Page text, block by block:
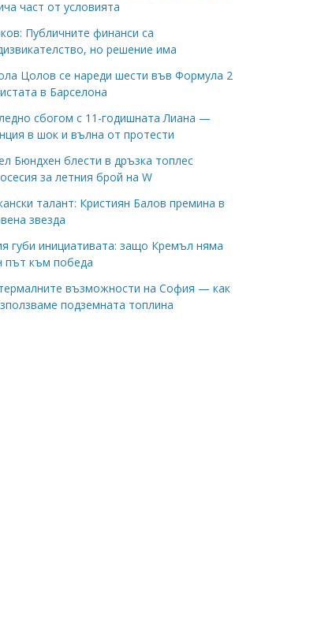
част от условията
Публичните финанси са
но решение има
Цолов се нареди шести във Формула 2
в Барселона
сбогом с 11-годишната Лиана —
в шок и вълна от протести
Бюндхен блести в дръзка топлес
за летния брой на W
талант: Кристиян Балов премина в
звезда
губи инициативата: защо Кремъл няма
път към победа
възможности на София — как
подземната топлина